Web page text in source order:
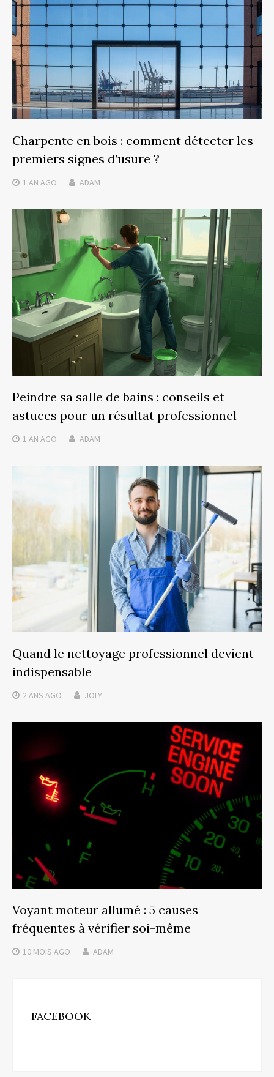
Charpente en bois : comment détecter les
premiers signes d’usure ?
1 AN AGO ADAM
Peindre sa salle de bains : conseils et
astuces pour un résultat professionnel
1 AN AGO ADAM
Quand le nettoyage professionnel devient
indispensable
2 ANS AGO JOLY
Voyant moteur allumé : 5 causes
fréquentes à vérifier soi-même
10 MOIS AGO ADAM
FACEBOOK